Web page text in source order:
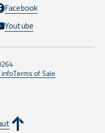
Facebook
Youtube
infoTerms of Sale